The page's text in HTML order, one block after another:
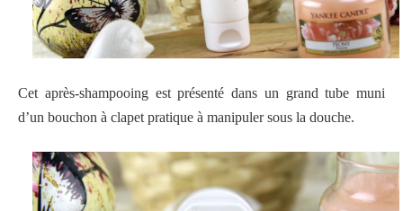
Cet après-shampooing est présenté dans un grand tube muni
d’un bouchon à clapet pratique à manipuler sous la douche.